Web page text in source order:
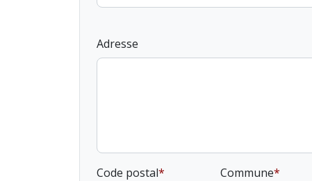
Adresse
Code postal Commune